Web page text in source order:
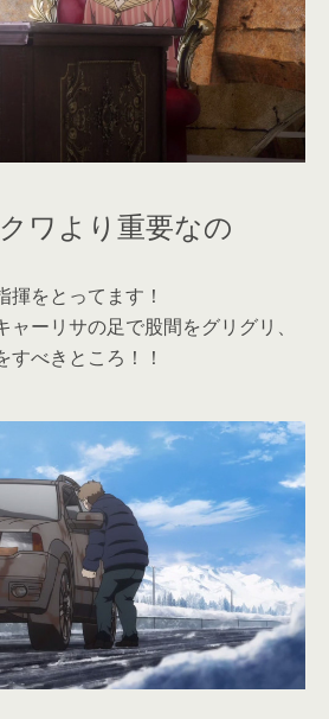
ワより重要なの
をとってます！
ーリサの足で股間をグリグリ、
すべきところ！！